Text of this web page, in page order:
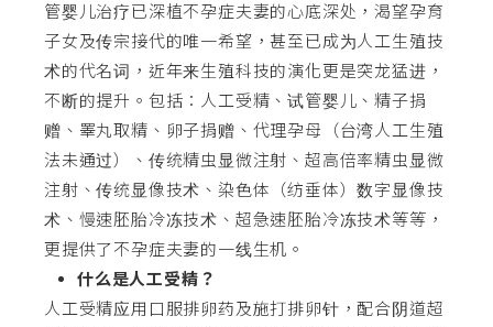
管婴儿治疗已深植不孕症夫妻的心底深处，渴望孕育
子女及传宗接代的唯一希望，甚至已成为人工生殖技
术的代名词，近年来生殖科技的演化更是突龙猛进，
不断的提升。包括：人工受精、试管婴儿、精子捐
赠、睪丸取精、卵子捐赠、代理孕母（台湾人工生殖
法未通过）、传统精虫显微注射、超高倍率精虫显微
注射、传统显像技术、染色体（纺垂体）数字显像技
术、慢速胚胎冷冻技术、超急速胚胎冷冻技术等等，
更提供了不孕症夫妻的一线生机。
什么是人工受精？
人工受精应用口服排卵药及施打排卵针，配合阴道超